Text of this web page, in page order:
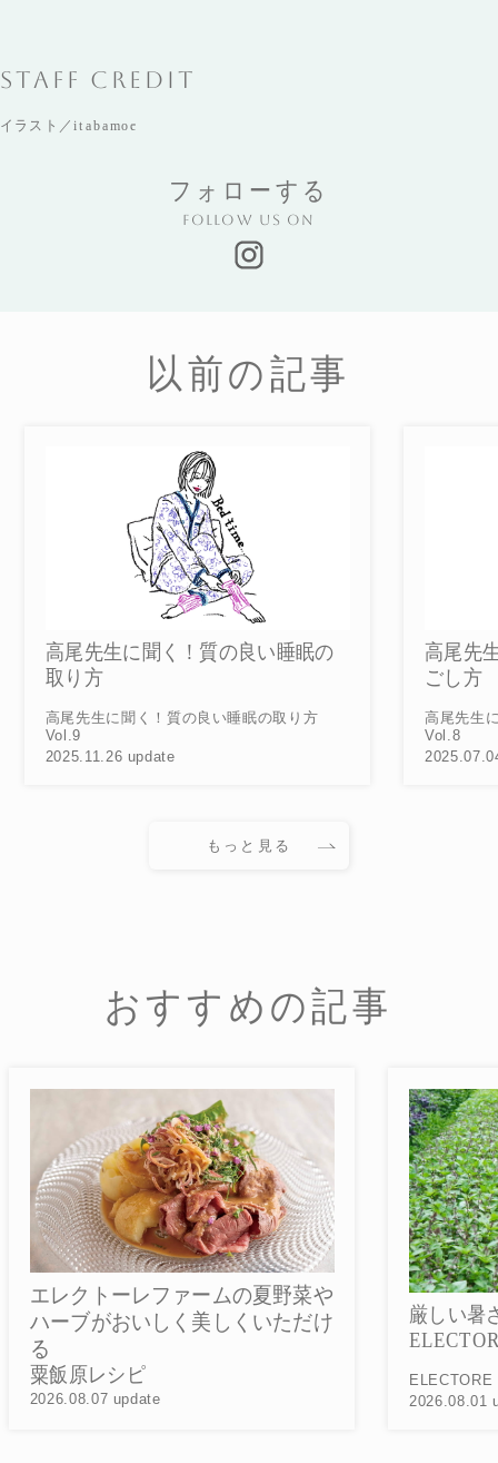
STAFF CREDIT
イラスト／itabamoe
フォローする
Follow us on
以前の記事
高尾先生に聞く！不調な季節の過
高尾先生に聞く！不調な季節の過ごし方
2025.07.04 update
もっと見る
おすすめの記事
け
厳しい暑さのなかで育つ
ELECTORE FARMの夏野菜
ELECTORE FARM
2026.08.01 update